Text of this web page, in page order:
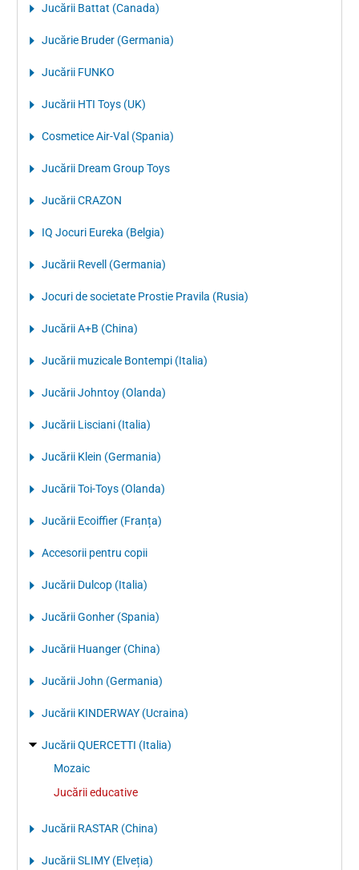
Jucării Battat (Canada)
Jucărie Bruder (Germania)
Jucării FUNKO
Jucării HTI Toys (UK)
Cosmetice Air-Val (Spania)
Jucării Dream Group Toys
Jucării CRAZON
IQ Jocuri Eureka (Belgia)
Jucării Revell (Germania)
Jocuri de societate Prostie Pravila (Rusia)
Jucării A+B (China)
Jucării muzicale Bontempi (Italia)
Jucării Johntoy (Olanda)
Jucării Lisciani (Italia)
Jucării Klein (Germania)
Jucării Toi-Toys (Olanda)
Jucării Ecoiffier (Franța)
Accesorii pentru copii
Jucării Dulcop (Italia)
Jucării Gonher (Spania)
Jucării Huanger (China)
Jucării John (Germania)
Jucării KINDERWAY (Ucraina)
Jucării QUERCETTI (Italia)
Mozaic
Jucării educative
Jucării RASTAR (China)
Jucării SLIMY (Elveția)